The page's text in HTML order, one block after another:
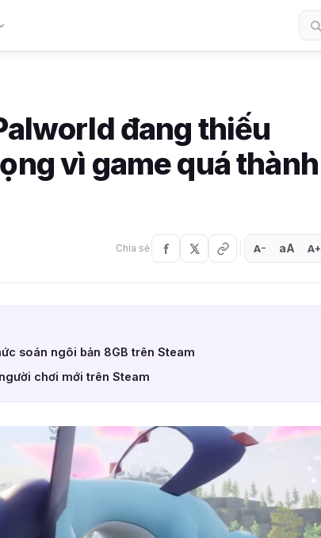
đang thiếu
vì game quá thành
Chia sẻ A− aA A+
soán ngôi bản 8GB trên Steam
chơi mới trên Steam